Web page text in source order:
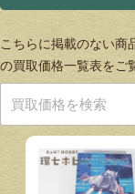
こちらに掲載のない商
の買取価格一覧表をご